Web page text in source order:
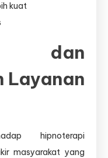
kuat
dan
Layanan
hipnoterapi
masyarakat yang